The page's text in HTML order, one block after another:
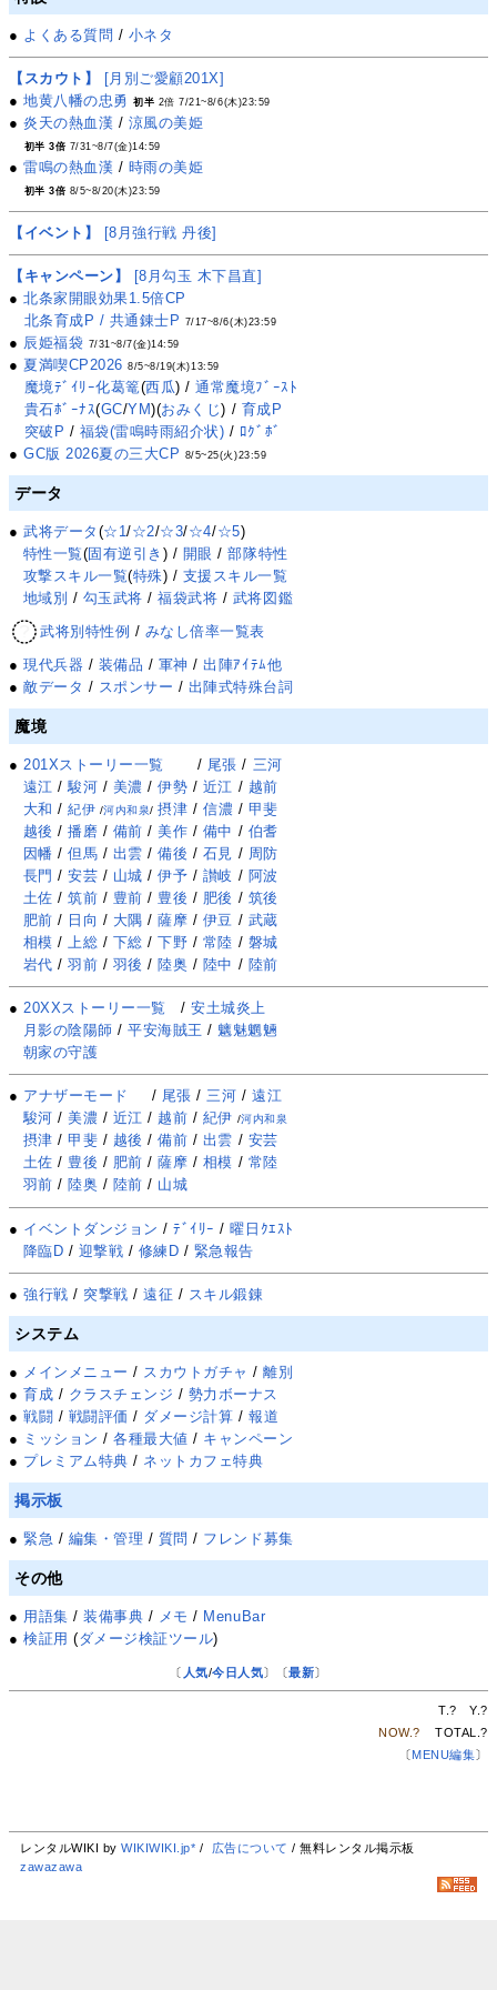
● よくある質問 / 小ネタ
【スカウト】
[月別ご愛顧201X]
●地黄八幡の忠勇 初半 2倍 7/21~8/6(木)23:59
●炎天の熱血漢 / 涼風の美姫
初半 3倍 7/31~8/7(金)14:59
●雷鳴の熱血漢 / 時雨の美姫
初半 3倍 8/5~8/20(木)23:59
【イベント】 [8月強行戦 丹後]
【キャンペーン】
[8月勾玉 木下昌直]
●北条家開眼効果1.5倍CP
北条育成P / 共通錬士P 7/17~8/6(木)23:59
● 辰姫福袋 7/31~8/7(金)14:59
● 夏満喫CP2026 8/5~8/19(木)13:59
魔境ﾃﾞｲﾘｰ化葛篭(西瓜) /通常魔境ﾌﾞｰｽﾄ
貴石ﾎﾞｰﾅｽ(GC/YM)(おみくじ) / 育成P
突破P / 福袋(雷鳴時雨紹介状) / ﾛｸﾞﾎﾞ
●GC版 2026夏の三大CP 8/5~25(火)23:59
データ
●武将データ (☆1/☆2/☆3/☆4/☆5)
特性一覧(固有逆引き ) / 開眼 /部隊特性
攻撃スキル一覧(特殊) / 支援スキル一覧
地域別 / 勾玉武将 /福袋武将 / 武将図鑑
武将別特性例 / みなし倍率一覧表
●現代兵器 / 装備品 / 軍神 /出陣ｱｲﾃﾑ他
●敵データ / スポンサー / 出陣式特殊台詞
魔境
●201Xストーリー一覧 / 尾張 / 三河
遠江 /駿河 / 美濃 /伊勢 / 近江 / 越前
大和 /紀伊 /河内和泉/摂津 / 信濃 / 甲斐
越後 /播磨 / 備前 /美作 / 備中 / 伯耆
因幡 /但馬 / 出雲 /備後 / 石見 / 周防
長門 /安芸 / 山城 /伊予 / 讃岐 / 阿波
土佐 /筑前 / 豊前 / 豊後 / 肥後 / 筑後
肥前 / 日向 / 大隅 /薩摩 / 伊豆 / 武蔵
相模 /上総 / 下総 /下野 / 常陸 / 磐城
岩代 /羽前 / 羽後 / 陸奥 / 陸中 / 陸前
●20XXストーリー一覧 /安土城炎上
月影の陰陽師 /平安海賊王 / 魑魅魍魎
朝家の守護
● アナザーモード / 尾張 /三河 / 遠江
駿河 /美濃 / 近江 / 越前 / 紀伊 /河内和泉
摂津 /甲斐 / 越後 /備前 / 出雲 / 安芸
土佐 / 豊後 / 肥前 /薩摩 / 相模 / 常陸
羽前 / 陸奥 / 陸前 / 山城
● イベントダンジョン /ﾃﾞｲﾘｰ /曜日ｸｴｽﾄ
降臨D / 迎撃戦 / 修練D / 緊急報告
●強行戦 / 突撃戦 /遠征 / スキル鍛錬
システム
● メインメニュー / スカウトガチャ /離別
●育成 / クラスチェンジ / 勢力ボーナス
●戦闘 / 戦闘評価 / ダメージ計算 / 報道
● ミッション /各種最大値 / キャンペーン
● プレミアム特典 / ネットカフェ特典
掲示板
●緊急 / 編集・管理 / 質問 / フレンド募集
その他
● 用語集 /装備事典 / メモ / MenuBar
●検証用 (ダメージ検証ツール)
〔 人気/今日人気〕〔最新〕
T.? Y.?
NOW.? TOTAL.?
〔MENU編集〕
レンタルWIKI byWIKIWIKI.jp* / 広告について / 無料レンタル掲示板
zawazawa